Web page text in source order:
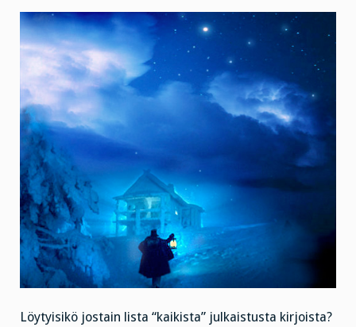
Löytyisikö jostain lista “kaikista” julkaistusta kirjoista?